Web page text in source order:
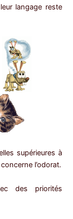
langage reste
supérieures à
l’odorat.
des priorités